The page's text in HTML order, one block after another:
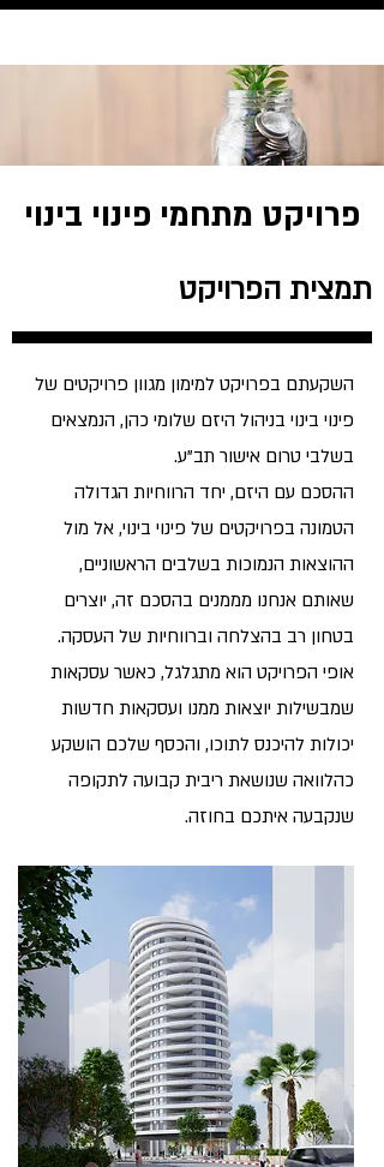
פרויקט מתחמי פינוי בינוי
תמצית הפרויקט
השקעתם בפרויקט למימון מגוון פרויקטים של
פינוי בינוי בניהול היזם שלומי כהן, הנמצאים
בשלבי טרום אישור תב"ע.
ההסכם עם היזם, יחד הרווחיות הגדולה
הטמונה בפרויקטים של פינוי בינוי, אל מול
ההוצאות הנמוכות בשלבים הראשוניים,
שאותם אנחנו מממנים בהסכם זה, יוצרים
בטחון רב בהצלחה וברווחיות של העסקה.
אופי הפרויקט הוא מתגלגל, כאשר עסקאות
שמבשילות יוצאות ממנו ועסקאות חדשות
יכולות להיכנס לתוכו, והכסף שלכם הושקע
כהלוואה שנושאת ריבית קבועה לתקופה
שנקבעה איתכם בחוזה.